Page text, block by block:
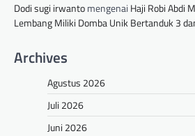
Dodi sugi irwantomengenai Haji Robi Abdi
Lembang Miliki Domba Unik Bertanduk 3
Archives
Agustus 2026
Juli 2026
Juni 2026